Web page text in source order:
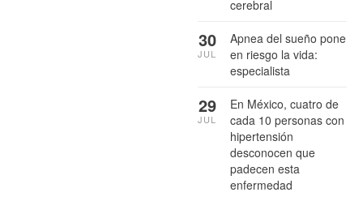
cerebral
Apnea del sueño pone
en riesgo la vida:
especialista
30
JUL
En México, cuatro de
cada 10 personas con
hipertensión
desconocen que
padecen esta
enfermedad
29
JUL